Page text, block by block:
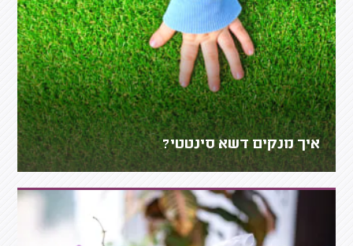
איך מנקים דשא סינטטי?